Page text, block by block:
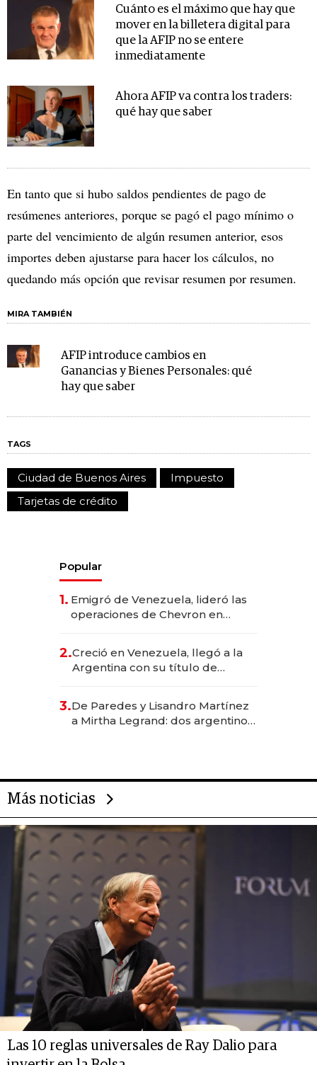
Cuánto es el máximo que hay que
mover en la billetera digital para
que la AFIP no se entere
inmediatamente
Ahora AFIP va contra los traders:
qué hay que saber
En tanto que si hubo saldos pendientes de pago de
resúmenes anteriores, porque se pagó el pago mínimo o
parte del vencimiento de algún resumen anterior, esos
importes deben ajustarse para hacer los cálculos, no
quedando más opción que revisar resumen por resumen.
MIRA TAMBIÉN
AFIP introduce cambios en
Ganancias y Bienes Personales: qué
hay que saber
TAGS
Ciudad de Buenos Aires
Impuesto
Tarjetas de crédito
Popular
1. Emigró de Venezuela, lideró las
operaciones de Chevron en
2.Creció en Venezuela, llegó a la
Argentina con su título de
las marcas "fast premium"
3.De Paredes y Lisandro Martínez
a Mirtha Legrand: dos argentinos
Más noticias
Las 10 reglas universales de Ray Dalio para